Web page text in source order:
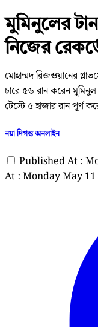
মুমিনুলের
নিজের
মোহাম্মদ রিজওয়ানের
চারে ৫৬ রান করেন
টেস্টে ৫ হাজার রান পূর্ণ
নয়া দিগন্ত অনলাইন
Published At :
At : Monday May 11